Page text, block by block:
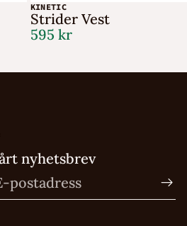
KINETIC
Strider Vest
595 kr
nyhetsbrev